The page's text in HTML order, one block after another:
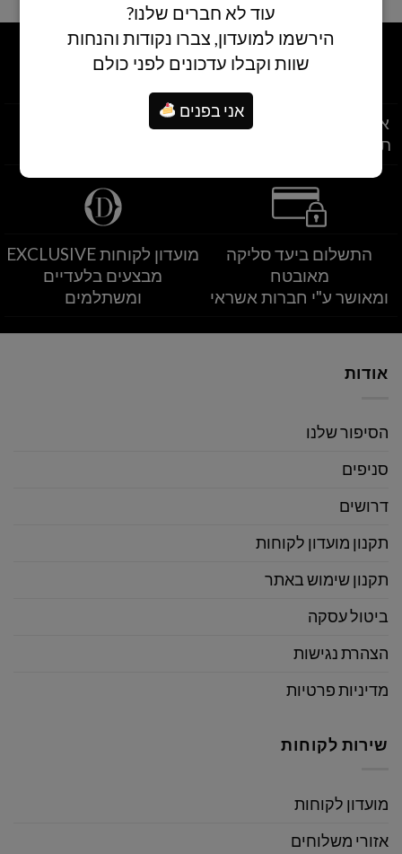
איסוף עצמי מסניפי הרשת
תוך שעתיים מרגע ההזמנה
משלוחים לרחבי הארץ
התשלום ביעד סליקה
מאובטח
ומאושר ע"י חברות אשראי
מועדון לקוחות EXCLUSIVE
מבצעים בלעדיים
ומשתלמים
אודות
הסיפור שלנו
סניפים
דרושים
תקנון מועדון לקוחות
תקנון שימוש באתר
ביטול עסקה
הצהרת נגישות
מדיניות פרטיות
שירות לקוחות
מועדון לקוחות
אזורי משלוחים
עוד לא חברים שלנו?
הירשמו למועדון, צברו נקודות והנחות
שוות וקבלו עדכונים לפני כולם
אני בפנים